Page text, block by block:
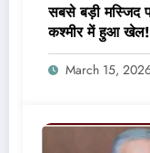
सबसे बड़ी मस्जिद
कश्मीर में हुआ
March 15,